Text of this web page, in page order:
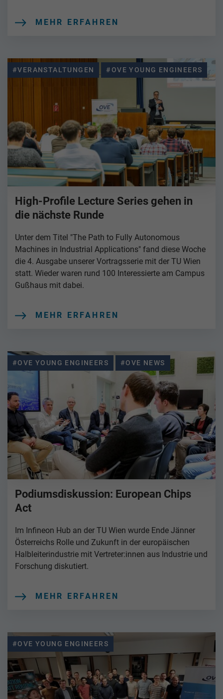
MEHR ERFAHREN
#VERANSTALTUNGEN #OVE YOUNG ENGINEERS
High-Profile Lecture Series gehen in
die nächste Runde
Unter dem Titel "The Path to Fully Autonomous
Machines in Industrial Applications" fand diese Woche
die 4. Ausgabe unserer Vortragsserie mit der TU Wien
statt. Wieder waren rund 100 Interessierte am Campus
Gußhaus mit dabei.
MEHR ERFAHREN
#OVE YOUNG ENGINEERS #OVE NEWS
Podiumsdiskussion: European Chips
Act
Im Infineon Hub an der TU Wien wurde Ende Jänner
Österreichs Rolle und Zukunft in der europäischen
Halbleiterindustrie mit Vertreter:innen aus Industrie und
Forschung diskutiert.
MEHR ERFAHREN
#OVE YOUNG ENGINEERS